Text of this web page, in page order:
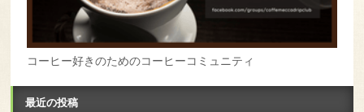
コーヒー好きのためのコーヒーコミュニティ
最近の投稿